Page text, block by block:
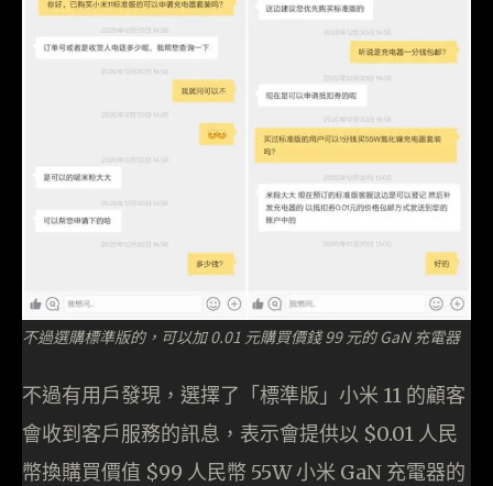
不過選購標準版的，可以加 0.01 元購買價錢 99 元的 GaN 充電器
不過有用戶發現，選擇了「標準版」小米 11 的顧客
會收到客戶服務的訊息，表示會提供以 $0.01 人民
幣換購買價值 $99 人民幣 55W 小米 GaN 充電器的